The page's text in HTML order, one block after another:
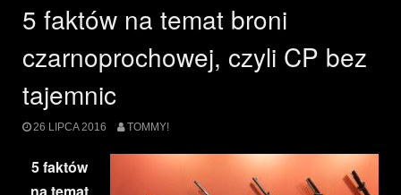
5 faktów na temat broni
czarnoprochowej, czyli CP bez
tajemnic
26 LIPCA 2016 TOMMY!
5 faktów